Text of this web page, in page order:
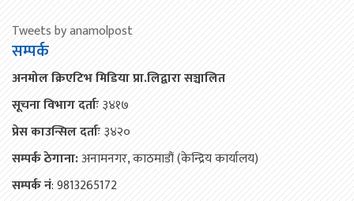
Tweets by anamolpost
सम्पर्क
अनमोल क्रिएटिभ मिडिया प्रा.लिद्वारा सञ्चालित
सूचना विभाग दर्ताः३४१७
प्रेस काउन्सिल दर्ताः३४२०
सम्पर्क ठेगाना:अनामनगर, काठमाडौं (केन्द्रिय कार्यालय)
सम्पर्क नं: 9813265172